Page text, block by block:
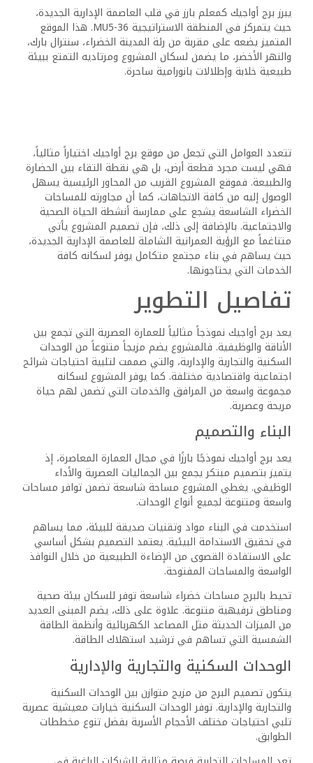
يبرز برج أواجيك كمعلم بارز في قلب العاصمة الإدارية الجديدة،
حيث يتمركز في المنطقة الاستراتيجية MU5-36. هذا الموقع
المتميز يضعه على مقربة من رئة المدينة الخضراء، سنترال بارك،
والنهر الأخضر، ما يضمن لسكان المشروع ومرتاديه التمتع ببيئة
طبيعية خلابة وإطلالات بانورامية ساحرة.
تتعدد العوامل التي تجعل من موقع برج أواجيك اختياراً مثالياً،
فهي ليست مجرد قطعة أرض، بل هي نقطة التقاء بين الحضارة
والطبيعة. فموقع المشروع القريب من المحاور الرئيسية يسهل
الوصول إليه من كافة الاتجاهات، كما أن مجاورته للمساحات
الخضراء الشاسعة يشجع على ممارسة أنشطة الحياة الصحية
والاجتماعية. بالإضافة إلى ذلك، فإن تصميم المشروع يأتي
متناغماً مع الرؤية العمرانية الشاملة للعاصمة الإدارية الجديدة،
حيث يساهم في بناء مجتمع متكامل يوفر لسكانه كافة
الخدمات التي يحتاجونها.
تفاصيل التطوير
يعد برج أواجيك نموذجاً مثالياً للعمارة العصرية التي تجمع بين
الأناقة والوظيفية. فالمشروع يضم مزيجاً متنوعاً من الوحدات
السكنية والتجارية والإدارية، والتي صممت لتلبية احتياجات شرائح
اجتماعية واقتصادية مختلفة. كما يوفر المشروع لسكانه
مجموعة واسعة من المرافق والخدمات التي تضمن لهم حياة
مريحة وعصرية.
البناء والتصميم
يعد برج أواجيك نموذجًا بارزًا في مجال العمارة المعاصرة، إذ
يتميز بتصميم مبتكر يجمع بين الجماليات العصرية والأداء
الوظيفي. يغطي المشروع مساحة شاسعة تضمن توافر مساحات
واسعة ومتنوعة لجميع أنواع الوحدات.
استخدمت في البناء مواد وتقنيات صديقة للبيئة، مما يساهم
في تحقيق الاستدامة البيئية. يعتمد التصميم بشكل أساسي
على الاستفادة القصوى من الإضاءة الطبيعية من خلال النوافذ
الواسعة والمساحات المفتوحة.
تحيط بالبرج مساحات خضراء شاسعة توفر للسكان بيئة صحية
ومناطق ترفيهية متنوعة. علاوة على ذلك، يضم المبنى العديد
من الميزات الحديثة مثل المصاعد الكهربائية وأنظمة الطاقة
الشمسية التي تساهم في ترشيد استهلاك الطاقة.
الوحدات السكنية والتجارية والإدارية
يتكون تصميم البرج من مزيج متوازن بين الوحدات السكنية
والتجارية والإدارية. توفر الوحدات السكنية خيارات معيشية عصرية
تلبي احتياجات مختلف الأحجام الأسرية بفضل تنوع مخططات
الطوابق.